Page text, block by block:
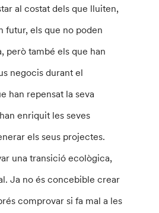
al costat dels que lluiten,
futur, els que no poden
però també els que han
negocis durant el
han repensat la seva
enriquit les seves
els seus projectes.
una transició ecològica,
Ja no és concebible crear
comprovar si fa mal a les